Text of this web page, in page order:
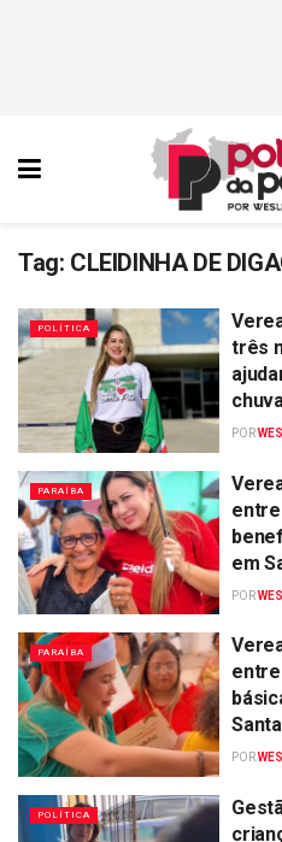
Tag: CLEIDINHA DE
POLÍTICA
três
POR
PARAÍBA
em
POR
PARAÍBA
POR
POLÍTICA